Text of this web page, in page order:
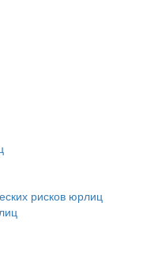
рисков юрлиц